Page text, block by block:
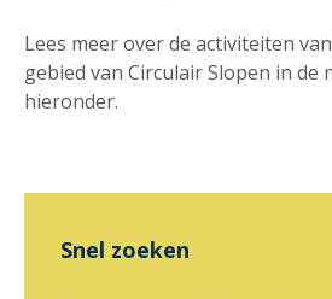
Lees meer over de activiteiten
gebied van Circulair Slopen in de
hieronder.
Snel zoeken